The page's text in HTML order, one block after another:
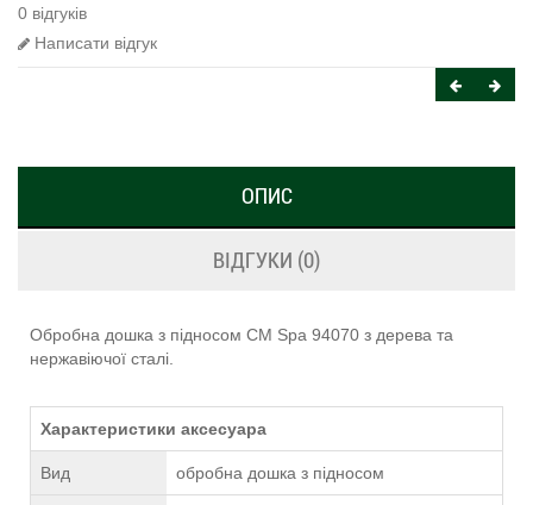
0 відгуків
Написати відгук
ОПИС
ВІДГУКИ (0)
Обробна дошка з підносом CM Spa 94070 з дерева та
нержавіючої сталі.
Характеристики аксесуара
Вид обробна дошка з підносом